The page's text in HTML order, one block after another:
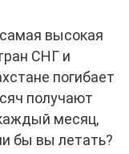
высокая
СНГ и
погибает
получают
месяц,
бы вы летать?